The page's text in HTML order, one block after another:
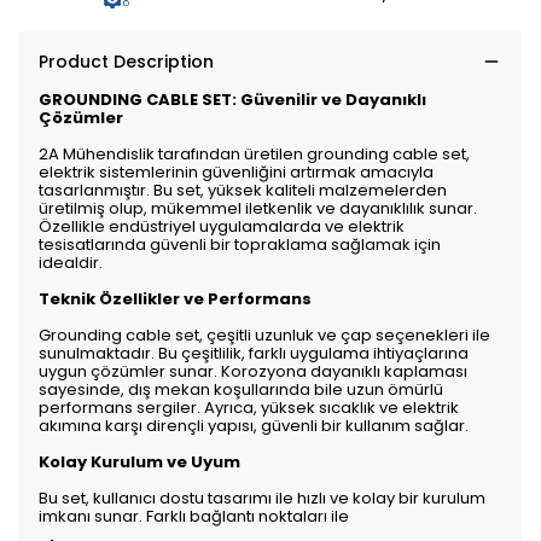
Product Description
GROUNDING CABLE SET: Güvenilir ve Dayanıklı
Çözümler
2A Mühendislik tarafından üretilen grounding cable set,
elektrik sistemlerinin güvenliğini artırmak amacıyla
tasarlanmıştır. Bu set, yüksek kaliteli malzemelerden
üretilmiş olup, mükemmel iletkenlik ve dayanıklılık sunar.
Özellikle endüstriyel uygulamalarda ve elektrik
tesisatlarında güvenli bir topraklama sağlamak için
idealdir.
Teknik Özellikler ve Performans
Grounding cable set, çeşitli uzunluk ve çap seçenekleri ile
sunulmaktadır. Bu çeşitlilik, farklı uygulama ihtiyaçlarına
uygun çözümler sunar. Korozyona dayanıklı kaplaması
sayesinde, dış mekan koşullarında bile uzun ömürlü
performans sergiler. Ayrıca, yüksek sıcaklık ve elektrik
akımına karşı dirençli yapısı, güvenli bir kullanım sağlar.
Kolay Kurulum ve Uyum
Bu set, kullanıcı dostu tasarımı ile hızlı ve kolay bir kurulum
imkanı sunar. Farklı bağlantı noktaları ile